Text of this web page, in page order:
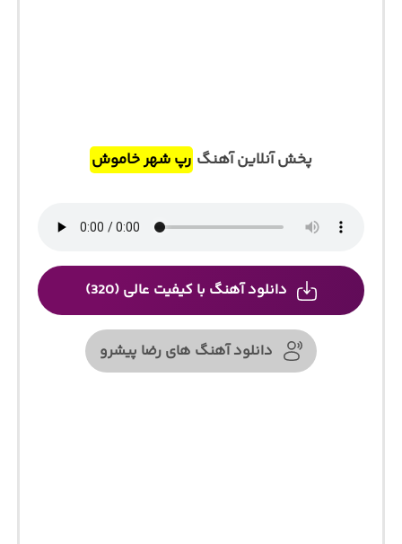
پخش آنلاین آهنگ رپ شهر خاموش
دانلود آهنگ با کیفیت عالی (320)
دانلود آهنگ های رضا پیشرو